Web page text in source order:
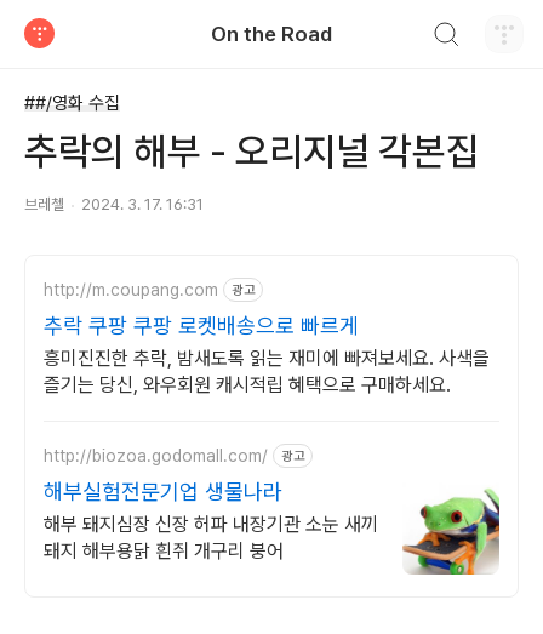
On the Road
##/영화 수집
추락의 해부 - 오리지널 각본집
브레첼 2024. 3. 17. 16:31
http://m.coupang.com 광고
추락 쿠팡 쿠팡 로켓배송으로 빠르게
흥미진진한 추락, 밤새도록 읽는 재미에 빠져보세요. 사색을
즐기는 당신, 와우회원 캐시적립 혜택으로 구매하세요.
http://biozoa.godomall.com/ 광고
해부실험전문기업 생물나라
해부 돼지심장 신장 허파 내장기관 소눈 새끼
돼지 해부용닭 흰쥐 개구리 붕어